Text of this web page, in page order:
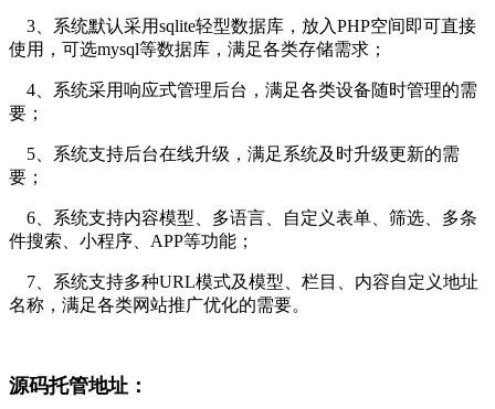
3、系统默认采用sqlite轻型数据库，放入PHP空间即可直接
使用，可选mysql等数据库，满足各类存储需求；
4、系统采用响应式管理后台，满足各类设备随时管理的需
要；
5、系统支持后台在线升级，满足系统及时升级更新的需
要；
6、系统支持内容模型、多语言、自定义表单、筛选、多条
件搜索、小程序、APP等功能；
7、系统支持多种URL模式及模型、栏目、内容自定义地址
名称，满足各类网站推广优化的需要。
源码托管地址：